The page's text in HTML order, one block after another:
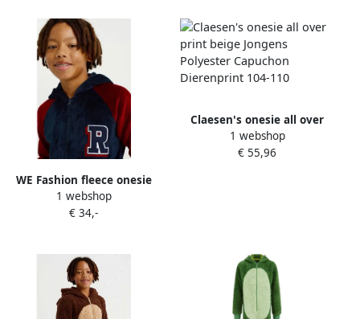
WE Fashion fleece onesie
donkerblauw rood Jongens
Teddy Capuchon
1 webshop
€ 34,-
Claesen's onesie all over
print beige Jongens
Polyester Capuchon
1 webshop
€ 55,96